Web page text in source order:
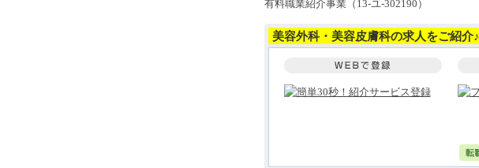
有料職業紹介事業（13-ユ-302190）
美容外科・美容皮膚科の求人をご紹介♪